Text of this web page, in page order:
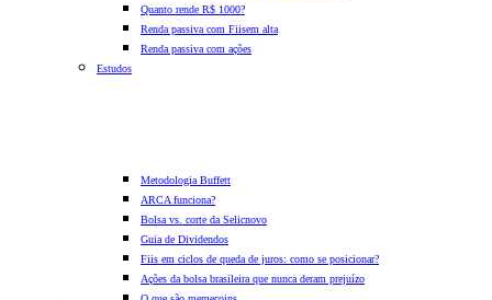
Quanto rende R$ 1000?
Renda passiva com Fiisem alta
Renda passiva com ações
Estudos
Metodologia Buffett
ARCA funciona?
Bolsa vs. corte da Selicnovo
Guia de Dividendos
Fiis em ciclos de queda de juros: como se posicionar?
Ações da bolsa brasileira que nunca deram prejuízo